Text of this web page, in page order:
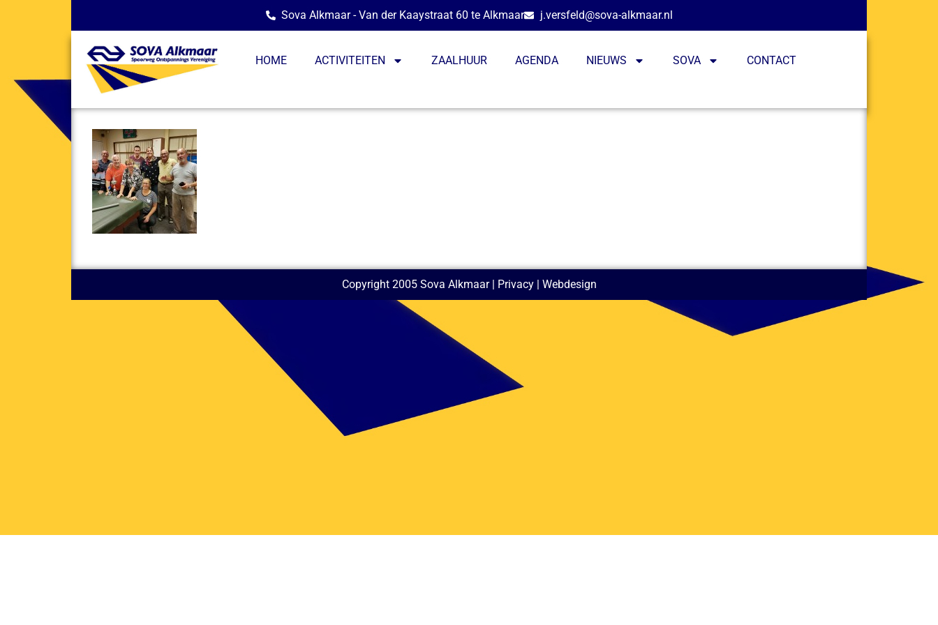
Sova Alkmaar - Van der Kaaystraat 60 te Alkmaar j.versfeld@sova-alkmaar.nl
HOME ACTIVITEITEN ZAALHUUR AGENDA NIEUWS SOVA CONTACT
Copyright 2005 Sova Alkmaar | Privacy| Webdesign